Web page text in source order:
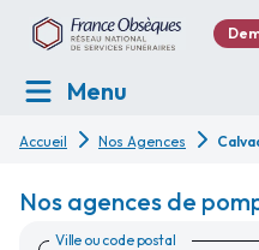
Menu
Accueil Nos Agences
Nos agences de
Ville ou code postal